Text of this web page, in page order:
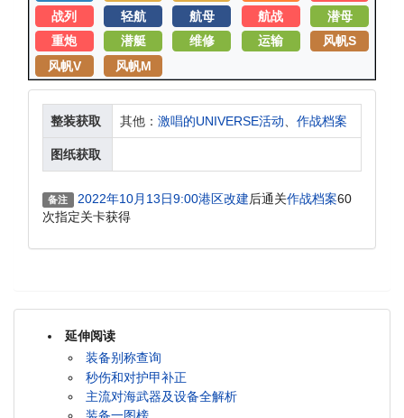
战列
轻航 航母 航战
潜母
重炮
潜艇 维修 运输
风帆S
风帆V
风帆M
整装获取 其他： 激唱的UNIVERSE活动 作战档案
图纸获取
备注 2022年10月13日9:00港区改建后通关作战档案60
次指定关卡获得
延伸阅读
装备别称查询
秒伤和对护甲补正
主流对海武器及设备全解析